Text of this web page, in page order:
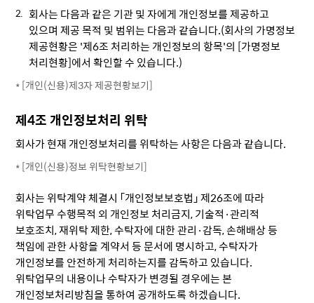
회사는 다음과 같은 기관 및 자에게 개인정보를 제공하고
있으며 제공 목적 및 범위는 다음과 같습니다.(회사의 가명정보
제공현황은 '제6조 처리하는 개인정보의 항목'의 [가명정보
처리현황]에서 확인할 수 있습니다.)
[개인(신용)제3자 제공현황보기]
제4조 개인정보처리 위탁
회사가 현재 개인정보처리를 위탁하는 사항은 다음과 같습니다.
[개인(신용)정보 위탁현황보기]
회사는 위탁계약 체결시 「개인정보보호법」 제26조에 따라
위탁업무 수행목적 외 개인정보 처리금지, 기술적·관리적
보호조치, 재위탁 제한, 수탁자에 대한 관리·감독, 손해배상 등
책임에 관한 사항을 계약서 등 문서에 명시하고, 수탁자가
개인정보를 안전하게 처리하는지를 감독하고 있습니다.
위탁업무의 내용이나 수탁자가 변경될 경우에는 본
개인정보처리방침을 통하여 공개하도록 하겠습니다.